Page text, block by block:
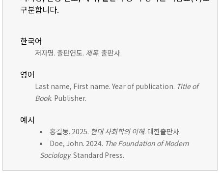
구분합니다.
한국어
저자명. 출판연도. 제목. 출판사.
영어
Last name, First name. Year of publication. Title of
Book. Publisher.
예시
홍길동. 2025. 현대 사회학의 이해. 대한출판사.
Doe, John. 2024. The Foundation of Modern
Sociology. Standard Press.